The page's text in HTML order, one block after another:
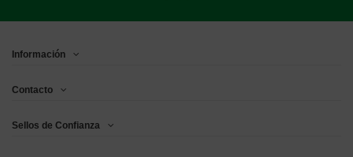
Información
Contacto
Sellos de Confianza